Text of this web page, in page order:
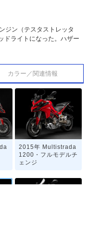
ジン（テスタストレッタ
ドライトになった。ハザー
カラー／関連情報
2015年 Multistrada
1200・フルモデルチ
ェンジ